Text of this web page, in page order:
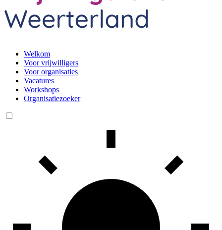
Welkom
Voor vrijwilligers
Voor organisaties
Vacatures
Workshops
Organisatiezoeker